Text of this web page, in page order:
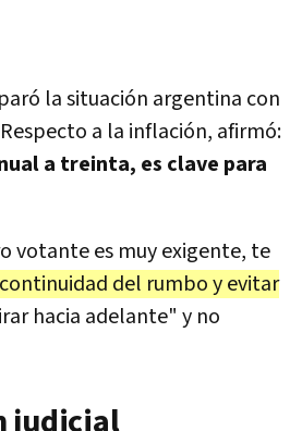
la situación argentina con
a la inflación, afirmó:
a treinta, es clave para
votante es muy exigente, te
del rumbo y evitar
hacia adelante" y no
judicial